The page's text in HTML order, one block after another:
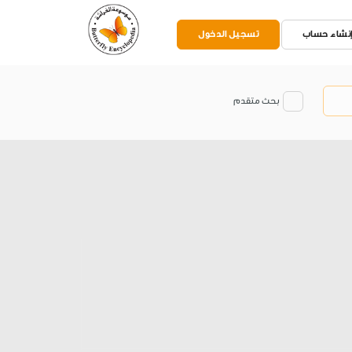
إنشاء حساب تسجيل الدخول
بحث متقدم